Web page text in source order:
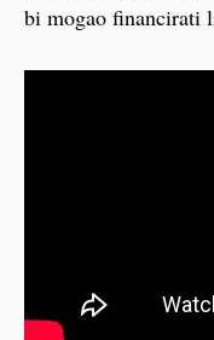
bi mogao financirati